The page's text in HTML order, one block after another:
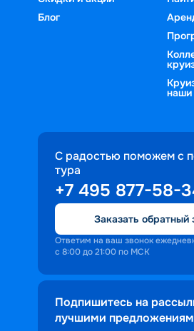
Блог
наши
С радостью поможем с
тура
+7 495 877-58-
Заказать обратный
Ответим на ваш звонок
с 8:00 до 21:00 по МСК
Подпишитесь на
лучшими